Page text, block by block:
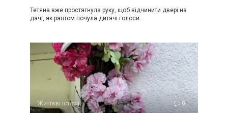
Тетяна вже простягнула руку, щоб відчинити двері на
дачі, як раптом почула дитячі голоси.
Життєві історії 0